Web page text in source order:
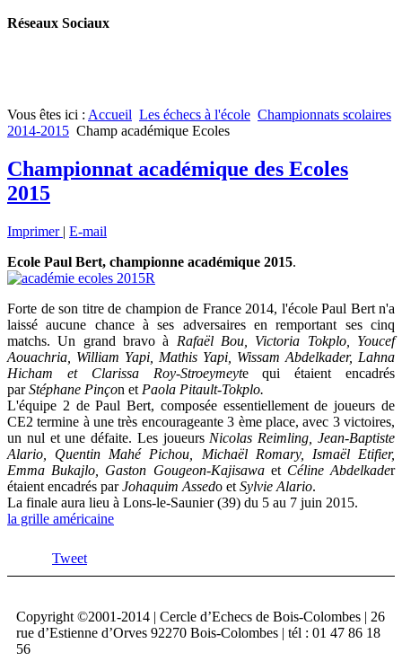
Réseaux Sociaux
Vous êtes ici : Accueil Les échecs à l'école Championnats scolaires
2014-2015 Champ académique Ecoles
Championnat académique des Ecoles
2015
Imprimer | E-mail
Ecole Paul Bert, championne académique 2015.
Forte de son titre de champion de France 2014, l'école Paul Bert n'a
laissé aucune chance à ses adversaires en remportant ses cinq
matchs. Un grand bravo à Rafaël Bou, Victoria Tokplo, Youcef
Aouachria, William Yapi, Mathis Yapi, Wissam Abdelkader, Lahna
Hicham et Clarissa Roy-Stroeymeyte qui étaient encadrés
parStéphane Pinçon et Paola Pitault-Tokplo.
L'équipe 2 de Paul Bert, composée essentiellement de joueurs de
CE2 termine à une très encourageante 3 ème place, avec 3 victoires,
un nul et une défaite. Les joueurs Nicolas Reimling, Jean-Baptiste
Alario, Quentin Mahé Pichou, Michaël Romary, Ismaël Etifier,
Emma Bukajlo, Gaston Gougeon-Kajisawaet Céline Abdelkader
étaient encadrés parJohaquim Assedo et Sylvie Alario.
La finale aura lieu à Lons-le-Saunier (39) du 5 au 7 juin 2015.
la grille américaine
Tweet
Copyright ©2001-2014 | Cercle d’Echecs de Bois-Colombes | 26
rue d’Estienne d’Orves 92270 Bois-Colombes | tél : 01 47 86 18
56